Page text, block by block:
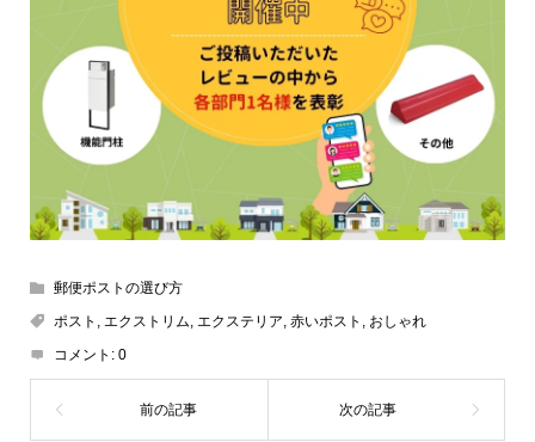
郵便ポストの選び方
ポスト
エクストリム エクステリア 赤いポスト
おしゃれ
コメント: 0